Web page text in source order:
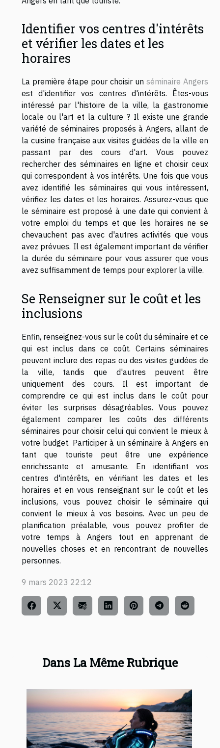
Dans La Même Rubrique
Identifier vos centres d'intérêts
et vérifier les dates et les
horaires
La première étape pour choisir un séminaire Angers
est d'identifier vos centres d'intérêts. Êtes-vous
intéressé par l'histoire de la ville, la gastronomie
locale ou l'art et la culture ? Il existe une grande
variété de séminaires proposés à Angers, allant de
la cuisine française aux visites guidées de la ville en
passant par des cours d'art. Vous pouvez
rechercher des séminaires en ligne et choisir ceux
qui correspondent à vos intérêts. Une fois que vous
avez identifié les séminaires qui vous intéressent,
vérifiez les dates et les horaires. Assurez-vous que
le séminaire est proposé à une date qui convient à
votre emploi du temps et que les horaires ne se
chevauchent pas avec d'autres activités que vous
avez prévues. Il est également important de vérifier
la durée du séminaire pour vous assurer que vous
avez suffisamment de temps pour explorer la ville.
Se Renseigner sur le coût et les
inclusions
Enfin, renseignez-vous sur le coût du séminaire et ce
qui est inclus dans ce coût. Certains séminaires
peuvent inclure des repas ou des visites guidées de
la ville, tandis que d'autres peuvent être
uniquement des cours. Il est important de
comprendre ce qui est inclus dans le coût pour
éviter les surprises désagréables. Vous pouvez
également comparer les coûts des différents
séminaires pour choisir celui qui convient le mieux à
votre budget. Participer à un séminaire à Angers en
tant que touriste peut être une expérience
enrichissante et amusante. En identifiant vos
centres d'intérêts, en vérifiant les dates et les
horaires et en vous renseignant sur le coût et les
inclusions, vous pouvez choisir le séminaire qui
convient le mieux à vos besoins. Avec un peu de
planification préalable, vous pouvez profiter de
votre temps à Angers tout en apprenant de
nouvelles choses et en rencontrant de nouvelles
personnes.
9 mars 2023 22:12